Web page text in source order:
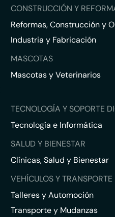
CONSTRUCCIÓN Y
Reformas, Construcción y
Industria y Fabricación
MASCOTAS
Mascotas y Veterinarios
TECNOLOGÍA Y SOPORTE
Tecnología e Informática
SALUD Y BIENESTAR
Clínicas, Salud y Bienestar
VEHÍCULOS Y TRANSPORTE
Talleres y Automoción
Transporte y Mudanzas